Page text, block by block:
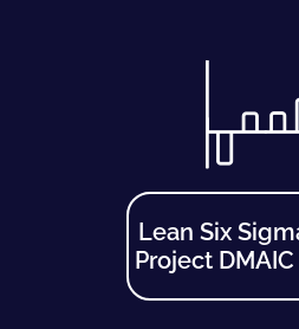
Lean Six
Project DMAIC